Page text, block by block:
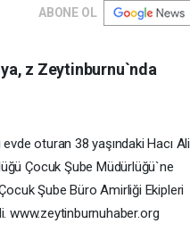
ABONE OL
z Zeytinburnu`nda
oturan 38 yaşındaki Hacı Ali
Çocuk Şube Müdürlüğü`ne
Şube Büro Amirliği Ekipleri
www.zeytinburnuhaber.org